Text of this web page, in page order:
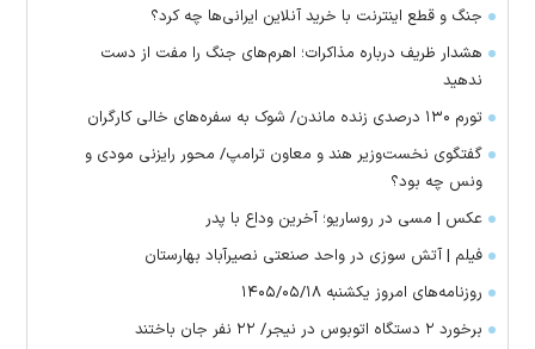
جنگ و قطع اینترنت با خرید آنلاین ایرانی‌ها چه کرد؟
هشدار ظریف درباره مذاکرات؛ اهرم‌های جنگ را مفت از دست
ندهید
تورم ۱۳۰ درصدی زنده ماندن/ شوک به سفره‌های خالی کارگران
گفتگوی نخست‌وزیر هند و معاون ترامپ/ محور رایزنی مودی و
ونس چه بود؟
عکس | مسی در روساریو؛ آخرین وداع با پدر
فیلم | آتش سوزی در واحد صنعتی نصیرآباد بهارستان
روزنامه‌های امروز یکشنبه ۱۴۰۵/۰۵/۱۸
برخورد ۲ دستگاه اتوبوس در نیجر/ ۲۲ نفر جان باختند